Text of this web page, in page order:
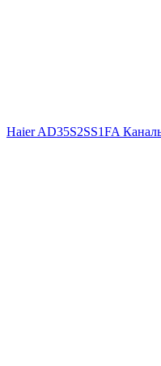
Haier AD35S2SS1FA